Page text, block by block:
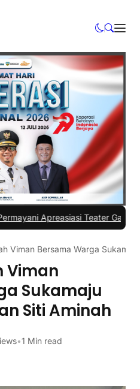
Apreasiasi Teater Gawe SMKN
Viman Bersama Warga
Viman
Sukamaju
Siti Aminah
•1 Min read